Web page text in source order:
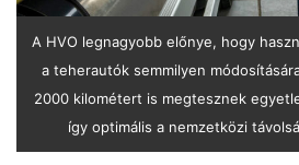
A HVO legnagyobb előnye, hogy
a teherautók semmilyen
2000 kilométert is megtesznek
így optimális a nemzetközi